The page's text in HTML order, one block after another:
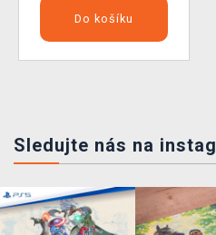
Do košíku
Sledujte nás na